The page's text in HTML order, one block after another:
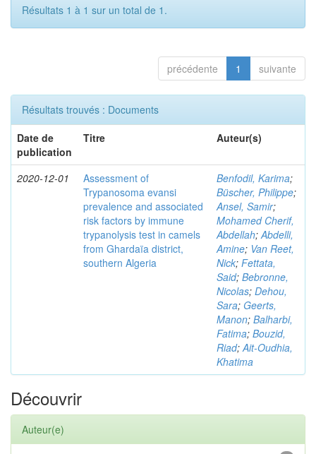
Résultats 1 à 1 sur un total de 1.
précédente 1 suivante
Résultats trouvés : Documents
Date de
publication
Titre Auteur(s)
2020-12-01
Assessment of
Trypanosoma evansi
prevalence and associated
risk factors by immune
trypanolysis test in camels
from Ghardaïa district,
southern Algeria
Benfodil, Karima;
Büscher, Philippe;
Ansel, Samir;
Mohamed Cherif,
Abdellah;Abdelli,
Amine; Van Reet,
Nick; Fettata,
Said; Bebronne,
Nicolas; Dehou,
Sara; Geerts,
Manon; Balharbi,
Fatima; Bouzid,
Riad;Ait-Oudhia,
Khatima
Découvrir
Auteur(e)